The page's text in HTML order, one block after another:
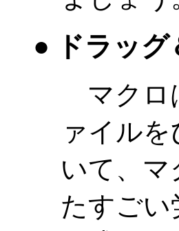
● ドラッ
マクロ
ァイル
いて、
たすごい